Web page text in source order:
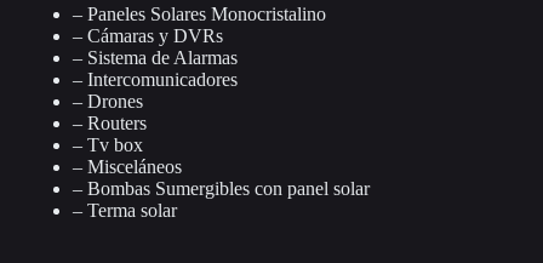
– Paneles Solares Monocristalino
– Cámaras y DVRs
– Sistema de Alarmas
– Intercomunicadores
– Drones
– Routers
– Tv box
– Misceláneos
– Bombas Sumergibles con panel solar
– Terma solar